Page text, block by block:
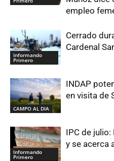
empleo
Informando
Primero
Cerrado
Cardenal
CAMPO AL DIA
INDAP
en visita de
Informando
Primero
IPC de julio:
y se acerca